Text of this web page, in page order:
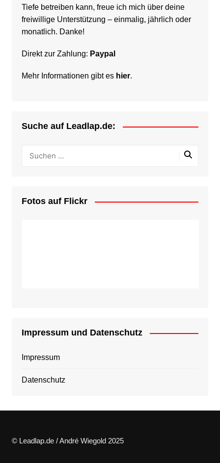
Tiefe betreiben kann, freue ich mich über deine
freiwillige Unterstützung – einmalig, jährlich oder
monatlich. Danke!
Direkt zur Zahlung: Paypal
Mehr Informationen gibt es hier.
Suche auf Leadlap.de:
Fotos auf Flickr
Impressum und Datenschutz
Impressum
Datenschutz
© Leadlap.de / André Wiegold 2025